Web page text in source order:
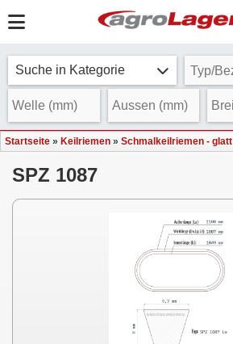
Suche in Kategorie
Startseite » Keilriemen » Schmalkeilriemen - glatt
SPZ 1087